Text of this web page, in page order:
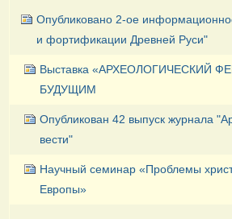
Опубликовано 2-ое
и фортификации Древней Руси"
Выставка
БУДУЩИМ
Опубликован 42 выпуск журнала
вести"
Научный семинар «Проблемы
Европы»